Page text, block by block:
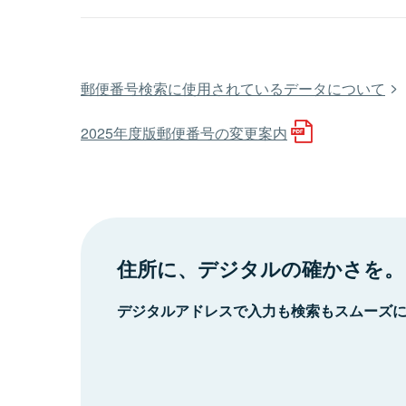
郵便番号検索に使用されているデータについて
2025年度版郵便番号の変更案内
住所に、デジタルの確かさを。
デジタルアドレスで入力も検索もスムーズ